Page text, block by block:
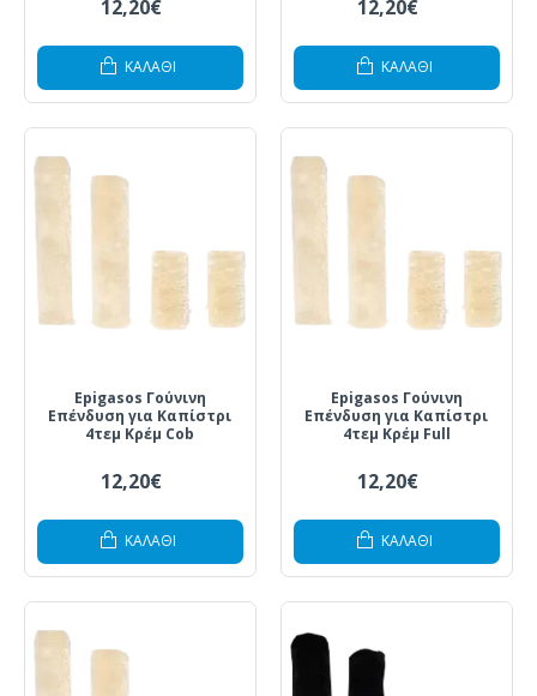
12,20€
ΚΑΛΆΘΙ
12,20€
ΚΑΛΆΘΙ
Epigasos Γούνινη
Επένδυση για Καπίστρι
4τεμ Κρέμ Cob
12,20€
ΚΑΛΆΘΙ
Epigasos Γούνινη
Επένδυση για Καπίστρι
4τεμ Κρέμ Full
12,20€
ΚΑΛΆΘΙ